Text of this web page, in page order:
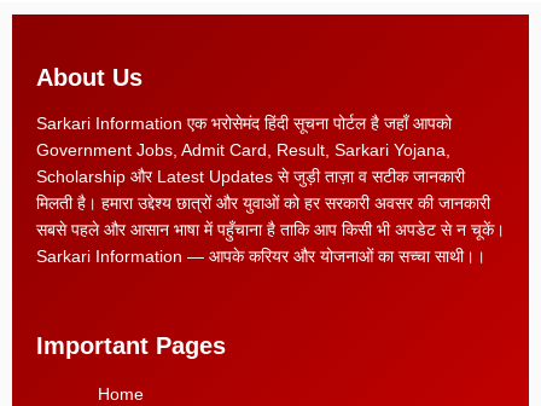
About Us
Sarkari Information एक भरोसेमंद हिंदी सूचना पोर्टल है जहाँ आपको
Government Jobs, Admit Card, Result, Sarkari Yojana,
Scholarship और Latest Updates से जुड़ी ताज़ा व सटीक जानकारी
मिलती है। हमारा उद्देश्य छात्रों और युवाओं को हर सरकारी अवसर की जानकारी
सबसे पहले और आसान भाषा में पहुँचाना है ताकि आप किसी भी अपडेट से न चूकें।
Sarkari Information — आपके करियर और योजनाओं का सच्चा साथी।।
Important Pages
Home